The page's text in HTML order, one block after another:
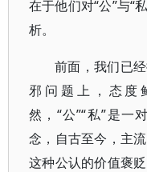
在于他们对“公”与“
析。
前面，我们已
邪问题上，态度
然，“公”“私”是一
念，自古至今，主
这种公认的价值褒